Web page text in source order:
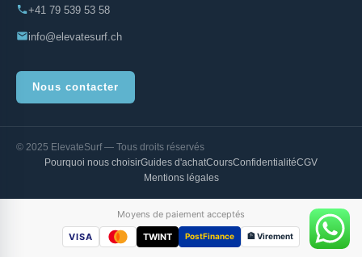
+41 79 539 53 58
info@elevatesurf.ch
Nous contacter
© 2025 ElevateSurf — Tous droits réservés
Pourquoi nous choisirGuides d'achatCoursConfidentialitéCGV
Mentions légales
Moyens de paiement acceptés
VISA
TWINT PostFinance 🏦 Virement